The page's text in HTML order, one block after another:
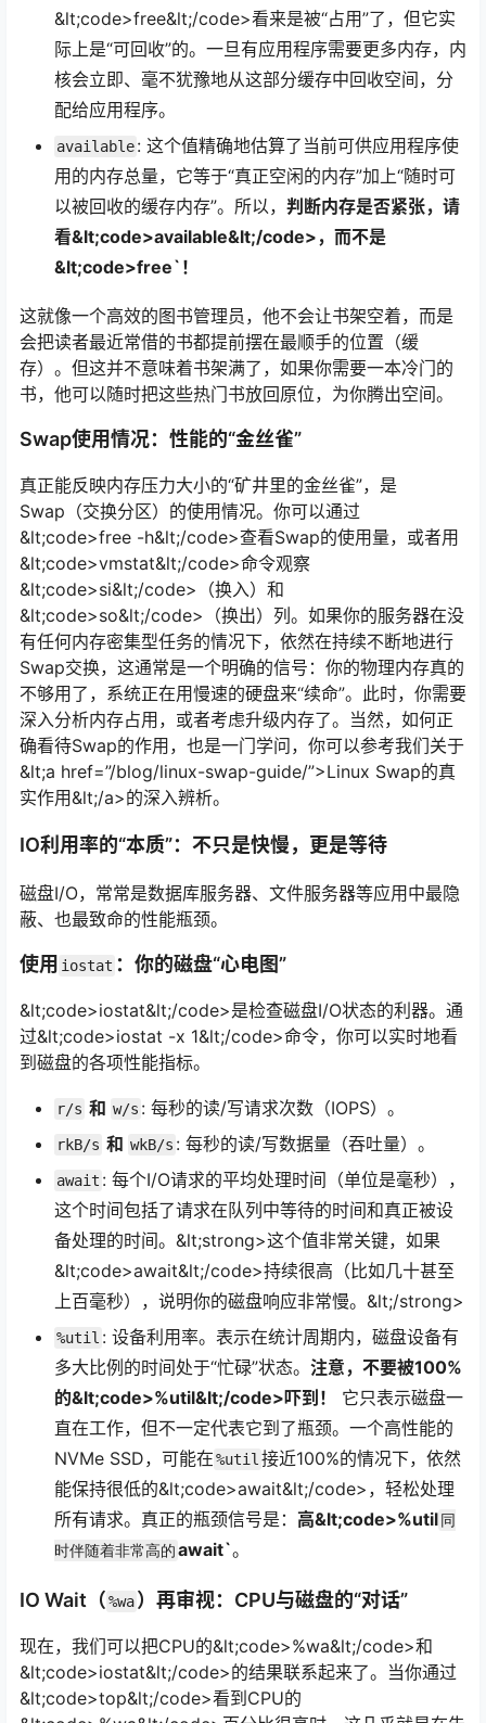
&lt;code>free&lt;/code>看来是被“占用”了，但它实
际上是“可回收”的。一旦有应用程序需要更多内存，内
核会立即、毫不犹豫地从这部分缓存中回收空间，分
配给应用程序。
available: 这个值精确地估算了当前可供应用程序使
用的内存总量，它等于“真正空闲的内存”加上“随时可
以被回收的缓存内存”。所以， 判断内存是否紧张，请
看&lt;code>available&lt;/code>，而不是
&lt;code>free`！
这就像一个高效的图书管理员，他不会让书架空着，而是
会把读者最近常借的书都提前摆在最顺手的位置（缓
存）。但这并不意味着书架满了，如果你需要一本冷门的
书，他可以随时把这些热门书放回原位，为你腾出空间。
Swap使用情况：性能的“金丝雀”
真正能反映内存压力大小的“矿井里的金丝雀”，是
Swap（交换分区）的使用情况。你可以通过
&lt;code>free -h&lt;/code>查看Swap的使用量，或者用
&lt;code>vmstat&lt;/code>命令观察
&lt;code>si&lt;/code>（换入）和
&lt;code>so&lt;/code>（换出）列。如果你的服务器在没
有任何内存密集型任务的情况下，依然在持续不断地进行
Swap交换，这通常是一个明确的信号：你的物理内存真的
不够用了，系统正在用慢速的硬盘来“续命”。此时，你需要
深入分析内存占用，或者考虑升级内存了。当然，如何正
确看待Swap的作用，也是一门学问，你可以参考我们关于
&lt;a href=”/blog/linux-swap-guide/”>Linux Swap的真
实作用&lt;/a>的深入辨析。
IO利用率的“本质”：不只是快慢，更是等待
磁盘I/O，常常是数据库服务器、文件服务器等应用中最隐
蔽、也最致命的性能瓶颈。
使用 iostat ：你的磁盘“心电图”
&lt;code>iostat&lt;/code>是检查磁盘I/O状态的利器。通
过&lt;code>iostat -x 1&lt;/code>命令，你可以实时地看
到磁盘的各项性能指标。
r/s 和 w/s : 每秒的读/写请求次数（IOPS）。
rkB/s 和 wkB/s : 每秒的读/写数据量（吞吐量）。
await : 每个I/O请求的平均处理时间（单位是毫秒），
这个时间包括了请求在队列中等待的时间和真正被设
备处理的时间。&lt;strong>这个值非常关键，如果
&lt;code>await&lt;/code>持续很高（比如几十甚至
上百毫秒），说明你的磁盘响应非常慢。&lt;/strong>
%util : 设备利用率。表示在统计周期内，磁盘设备有
多大比例的时间处于“忙碌”状态。 注意，不要被100%
的&lt;code>%util&lt;/code>吓到！
它只表示磁盘一
直在工作，但不一定代表它到了瓶颈。一个高性能的
NVMe SSD，可能在%util 接近100%的情况下，依然
能保持很低的&lt;code>await&lt;/code>，轻松处理
所有请求。真正的瓶颈信号是： 高&lt;code>%util同
时伴随着非常高的await`。
IO Wait（%wa）再审视：CPU与磁盘的“对话”
现在，我们可以把CPU的&lt;code>%wa&lt;/code>和
&lt;code>iostat&lt;/code>的结果联系起来了。当你通过
&lt;code>top&lt;/code>看到CPU的